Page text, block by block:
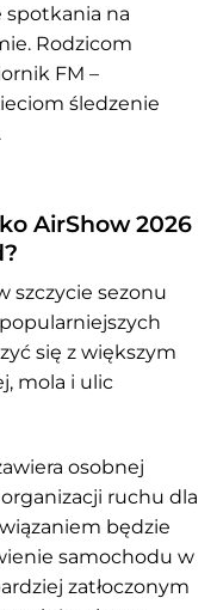
spotkania na
Rodzicom
FM –
śledzenie
AirShow 2026
szczycie sezonu
się z większym
mola i ulic
osobnej
ruchu dla
będzie
samochodu w
zatłoczonym